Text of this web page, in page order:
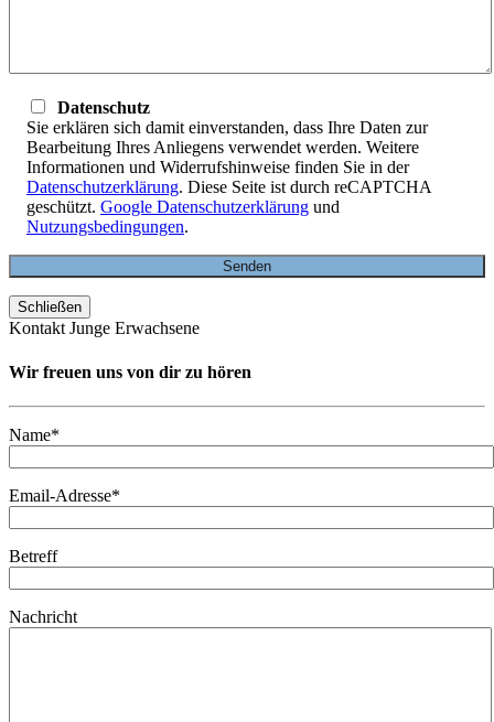
Datenschutz
Sie erklären sich damit einverstanden, dass Ihre Daten zur
Bearbeitung Ihres Anliegens verwendet werden. Weitere
Informationen und Widerrufshinweise finden Sie in der
Datenschutzerklärung. Diese Seite ist durch reCAPTCHA
geschützt. Google Datenschutzerklärung und
Nutzungsbedingungen.
Schließen
Kontakt Junge Erwachsene
Wir freuen uns von dir zu hören
Name*
Email-Adresse*
Betreff
Nachricht